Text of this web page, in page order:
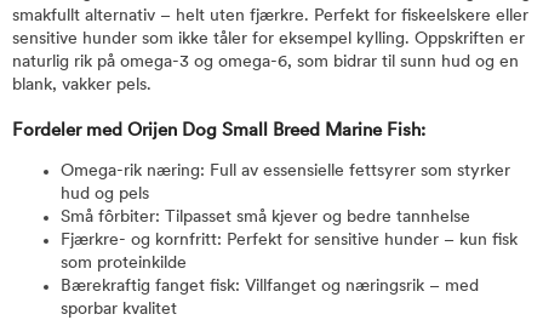
smakfullt alternativ – helt uten fjærkre. Perfekt for fiskeelskere eller
sensitive hunder som ikke tåler for eksempel kylling. Oppskriften er
naturlig rik på omega-3 og omega-6, som bidrar til sunn hud og en
blank, vakker pels.
Fordeler med Orijen Dog Small Breed Marine Fish:
Omega-rik næring: Full av essensielle fettsyrer som styrker
hud og pels
Små fôrbiter: Tilpasset små kjever og bedre tannhelse
Fjærkre- og kornfritt: Perfekt for sensitive hunder – kun fisk
som proteinkilde
Bærekraftig fanget fisk: Villfanget og næringsrik – med
sporbar kvalitet